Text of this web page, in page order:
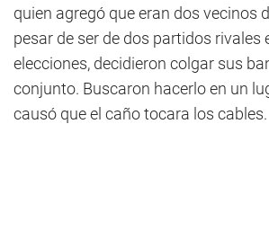
quien agregó que eran dos vecinos
pesar de ser de dos partidos rivales
elecciones, decidieron colgar sus
conjunto. Buscaron hacerlo en un
causó que el caño tocara los cables.